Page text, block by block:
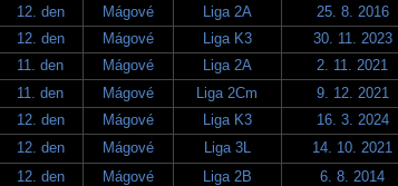
12. den Mágové Liga 2A 25. 8. 2016
12. den Mágové Liga K3 30. 11. 2023
11. den Mágové Liga 2A 2. 11. 2021
11. den Mágové Liga 2Cm 9. 12. 2021
12. den Mágové Liga K3 16. 3. 2024
12. den Mágové Liga 3L 14. 10. 2021
12. den Mágové Liga 2B 6. 8. 2014